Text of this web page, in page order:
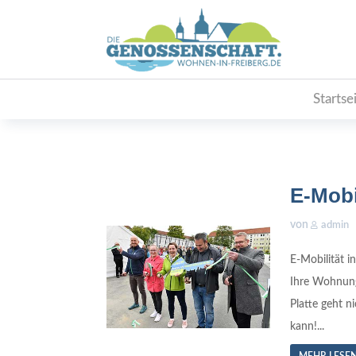
E-
von admin
E-Mobilität
Ihre
Platte geht
kann!...